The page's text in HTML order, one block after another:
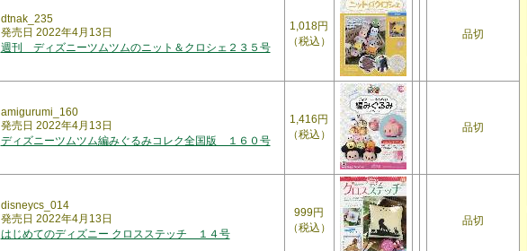
dtnak_235
発売日 2022年4月13日
週刊 ディズニーツムツムのニット＆クロシェ２３５号
1,018円
（税込）
品切
amigurumi_160
発売日 2022年4月13日
ディズニーツムツム編みぐるみコレク全国版 １６０号
1,416円
（税込）
品切
disneycs_014
発売日 2022年4月13日
はじめてのディズニー クロスステッチ １４号
999円
（税込）
品切